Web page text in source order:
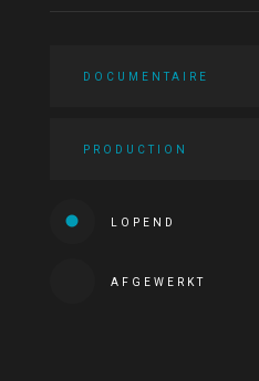
DOCUMENTAIRE
PRODUCTION
LOPEND
AFGEWERKT